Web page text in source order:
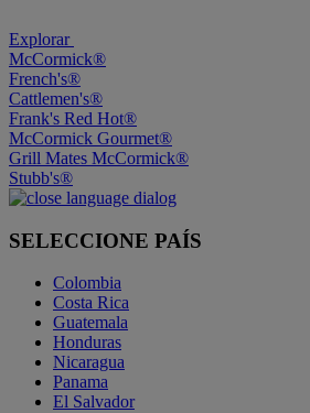
Explorar
McCormick®
French's®
Cattlemen's®
Frank's Red Hot®
McCormick Gourmet®
Grill Mates McCormick®
Stubb's®
SELECCIONE PAÍS
Colombia
Costa Rica
Guatemala
Honduras
Nicaragua
Panama
El Salvador